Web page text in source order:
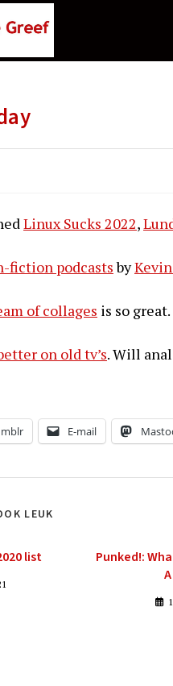
Linux Sucks 2022,
fiction podcastsby
of collages is so great.
on old tv’s. Will
E-mail
LEUK
list
Punked!: